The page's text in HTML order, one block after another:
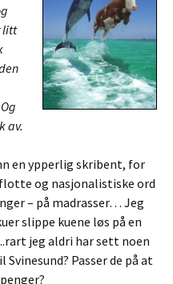
litt
av.
en ypperlig skribent, for
og nasjonalistiske ord
– på madrasser… Jeg
slippe kuene løs på en
jeg aldri har sett noen
Passer de på at